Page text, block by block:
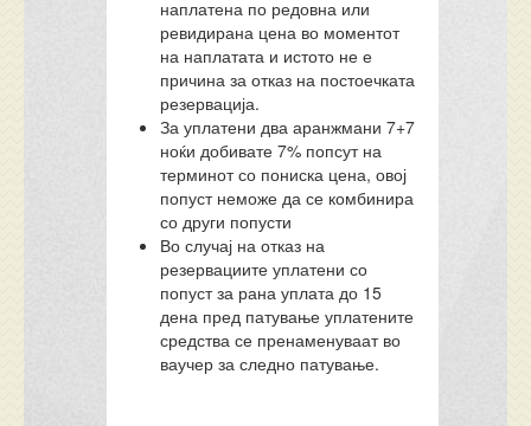
наплатена по редовна или
ревидирана цена во моментот
на наплатата и истото не е
причина за отказ на постоечката
резервација.
За уплатени два аранжмани 7+7
ноќи добивате 7% попсут на
терминот со пониска цена, овој
попуст неможе да се комбинира
со други попусти
Во случај на отказ на
резервациите уплатени со
попуст за рана уплата до 15
дена пред патување уплатените
средства се пренаменуваат во
ваучер за следно патување.